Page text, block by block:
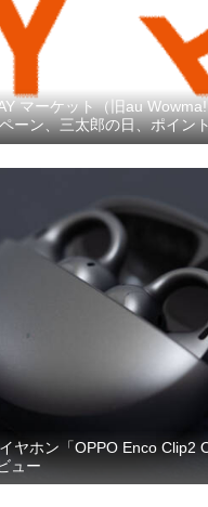
マーケット（旧au
ーン、三太郎の日、ポイン
ヤホン「OPPO Enco Clip2
ュー